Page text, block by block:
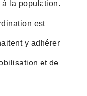
la population.
est
y adhérer
et de